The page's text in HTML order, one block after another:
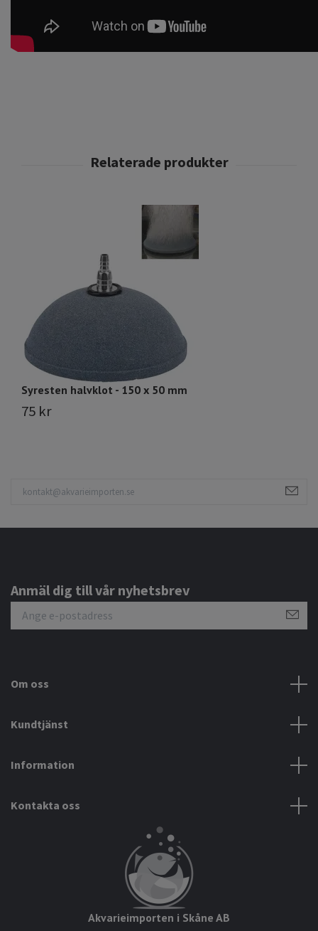
Syresten halvklot - 150 x 50 mm
75 kr
Anmäl dig till vår nyhetsbrev
Om oss
Kundtjänst
Information
Kontakta oss
Akvarieimporten i Skåne AB